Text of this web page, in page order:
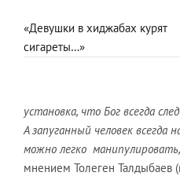
«Девушки в хиджабах курят
сигареты…»
установка, что Бог всегда
А запуганный человек всегда
можно легко манипулировать,
мнением Толеген Талдыбаев